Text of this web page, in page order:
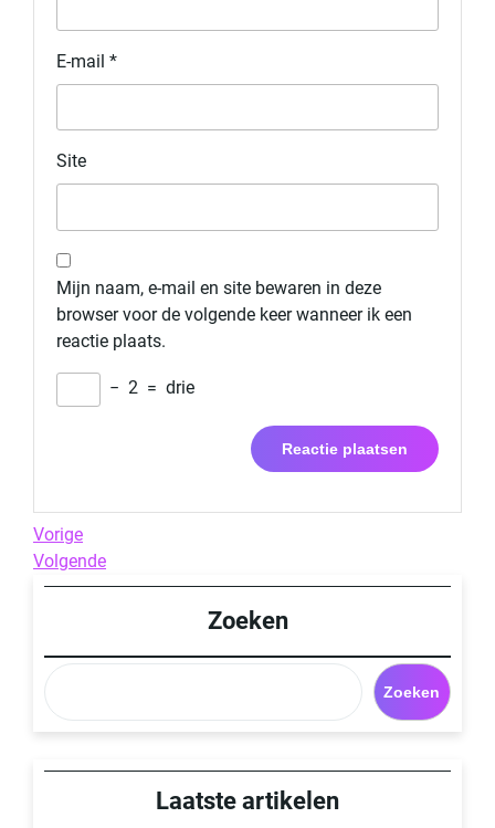
E-mail *
Site
Mijn naam, e-mail en site bewaren in deze
browser voor de volgende keer wanneer ik een
reactie plaats.
− 2 = drie
Berichtnavigatie
Previous
Post
Vorige
Next
Post
Volgende
Zoeken
Zoeken
Laatste artikelen